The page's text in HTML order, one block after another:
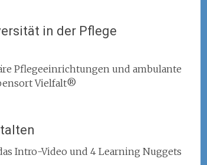
in der Pflege
Pflegeeinrichtungen und ambulante
Vielfalt®
Intro-Video und 4 Learning Nuggets